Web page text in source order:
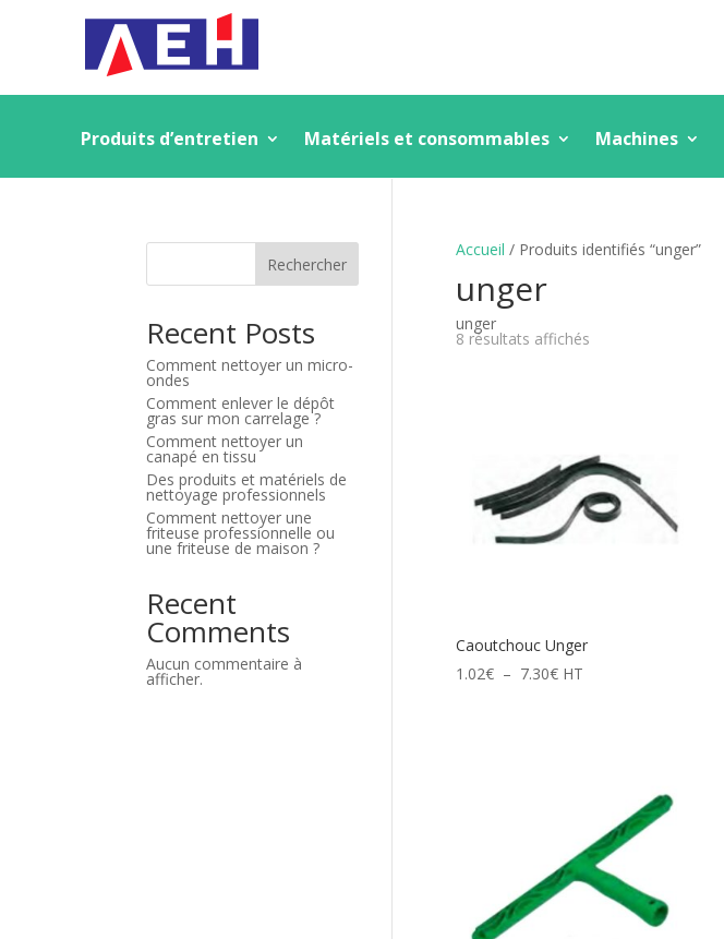
Produits d’entretien Matériels et consommables Machines
Accueil / Produits identifiés “unger”
unger
unger
8 résultats affichésTrié
Caoutchouc Unger
1.02€ – 7.30€Plage
HT
Rechercher
Recent Posts
Comment nettoyer un micro-
ondes
Comment enlever le dépôt
gras sur mon carrelage ?
Comment nettoyer un
canapé en tissu
Des produits et matériels de
nettoyage professionnels
Comment nettoyer une
friteuse professionnelle ou
une friteuse de maison ?
Recent
Comments
Aucun commentaire à
afficher.